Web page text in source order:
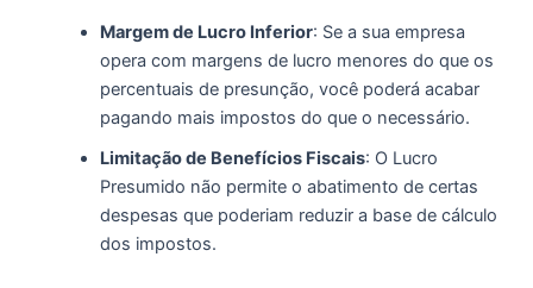
Margem de Lucro Inferior: Se a sua empresa
opera com margens de lucro menores do que os
percentuais de presunção, você poderá acabar
pagando mais impostos do que o necessário.
Limitação de Benefícios Fiscais: O Lucro
Presumido não permite o abatimento de certas
despesas que poderiam reduzir a base de cálculo
dos impostos.